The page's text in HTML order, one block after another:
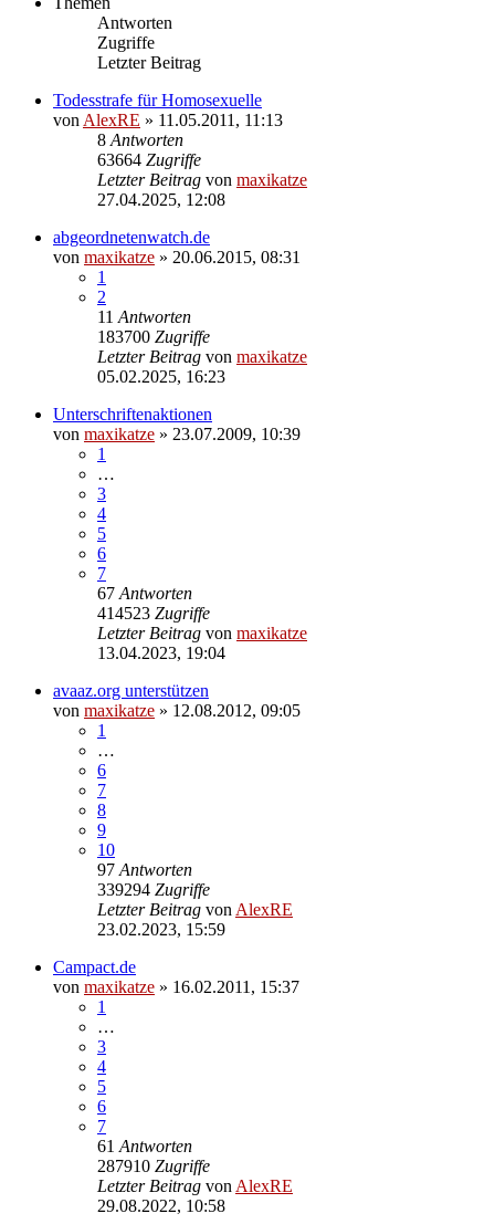
Antworten
Zugriffe
Letzter Beitrag
Todesstrafe für Homosexuelle
von AlexRE » 11.05.2011, 11:13
8 Antworten
63664 Zugriffe
Letzter Beitrag von maxikatze
27.04.2025, 12:08
abgeordnetenwatch.de
von maxikatze » 20.06.2015, 08:31
1
2
11 Antworten
183700 Zugriffe
Letzter Beitrag von maxikatze
05.02.2025, 16:23
Unterschriftenaktionen
von maxikatze » 23.07.2009, 10:39
1
…
3
4
5
6
7
67 Antworten
414523 Zugriffe
Letzter Beitrag von maxikatze
13.04.2023, 19:04
avaaz.org unterstützen
von maxikatze » 12.08.2012, 09:05
1
…
6
7
8
9
10
97 Antworten
339294 Zugriffe
Letzter Beitrag von AlexRE
23.02.2023, 15:59
Campact.de
von maxikatze » 16.02.2011, 15:37
1
…
3
4
5
6
7
61 Antworten
287910 Zugriffe
Letzter Beitrag von AlexRE
29.08.2022, 10:58